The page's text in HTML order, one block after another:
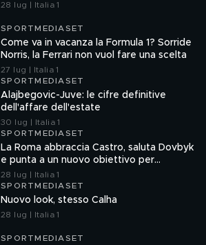
28 lug | Italia 1
SPORTMEDIASET
Come va in vacanza la Formula 1? Sorride
Norris, la Ferrari non vuol fare una scelta
27 lug | Italia 1
SPORTMEDIASET
Alajbegovic-Juve: le cifre definitive
dell'affare dell'estate
30 lug | Italia 1
SPORTMEDIASET
La Roma abbraccia Castro, saluta Dovbyk
e punta a un nuovo obiettivo per
l'attacco
28 lug | Italia 1
SPORTMEDIASET
Nuovo look, stesso Calha
28 lug | Italia 1
SPORTMEDIASET